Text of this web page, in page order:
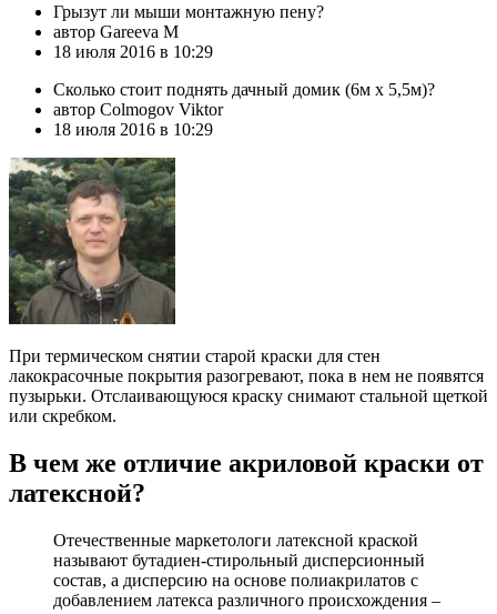
Грызут ли мыши монтажную пену?
автор Gareeva M
18 июля 2016 в 10:29
Сколько стоит поднять дачный домик (6м х 5,5м)?
автор Colmogov Viktor
18 июля 2016 в 10:29
При термическом снятии старой краски для стен
лакокрасочные покрытия разогревают, пока в нем не появятся
пузырьки. Отслаивающуюся краску снимают стальной щеткой
или скребком.
В чем же отличие акриловой краски от
латексной?
Отечественные маркетологи латексной краской
называют бутадиен-стирольный дисперсионный
состав, а дисперсию на основе полиакрилатов с
добавлением латекса различного происхождения –